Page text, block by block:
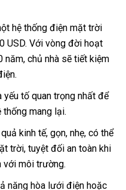
hệ thống điện mặt trời
USD. Với vòng đời hoạt
năm, chủ nhà sẽ tiết kiệm
tố quan trọng nhất để
mang lại.
kinh tế, gọn, nhẹ, có thể
trời, tuyệt đối an toàn khi
với môi trường.
năng hòa lưới điện hoặc